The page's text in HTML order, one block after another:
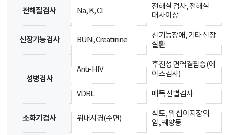
전해질검사 Na, K, Cl
전해질 검사, 전해질
대사이상
신장기능검사 BUN, Creatinine
신기능장애, 기타 신장
질환
성병검사
Anti-HIV
후천성 면역결핍증(에
이즈검사)
VDRL 매독 선별검사
소화기검사 위내시경(수면)
식도, 위 십이지장의
암, 궤양등